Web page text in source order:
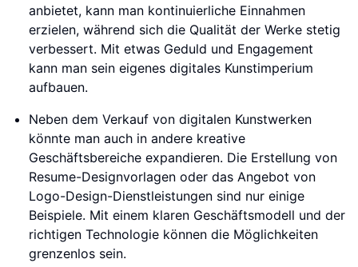
anbietet, kann man kontinuierliche Einnahmen
erzielen, während sich die Qualität der Werke stetig
verbessert. Mit etwas Geduld und Engagement
kann man sein eigenes digitales Kunstimperium
aufbauen.
Neben dem Verkauf von digitalen Kunstwerken
könnte man auch in andere kreative
Geschäftsbereiche expandieren. Die Erstellung von
Resume-Designvorlagen oder das Angebot von
Logo-Design-Dienstleistungen sind nur einige
Beispiele. Mit einem klaren Geschäftsmodell und der
richtigen Technologie können die Möglichkeiten
grenzenlos sein.